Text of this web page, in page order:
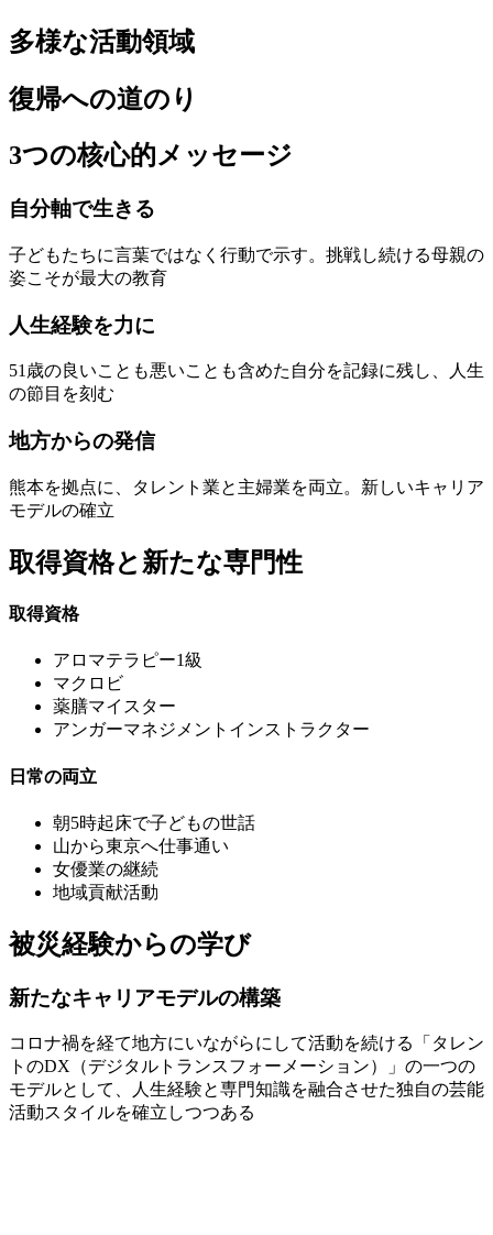
多様な活動領域
復帰への道のり
3つの核心的メッセージ
自分軸で生きる
子どもたちに言葉ではなく行動で示す。挑戦し続ける母親の
姿こそが最大の教育
人生経験を力に
51歳の良いことも悪いことも含めた自分を記録に残し、人生
の節目を刻む
地方からの発信
熊本を拠点に、タレント業と主婦業を両立。新しいキャリア
モデルの確立
取得資格と新たな専門性
取得資格
アロマテラピー1級
マクロビ
薬膳マイスター
アンガーマネジメントインストラクター
日常の両立
朝5時起床で子どもの世話
山から東京へ仕事通い
女優業の継続
地域貢献活動
被災経験からの学び
新たなキャリアモデルの構築
コロナ禍を経て地方にいながらにして活動を続ける「タレン
トのDX（デジタルトランスフォーメーション）」の一つの
モデルとして、人生経験と専門知識を融合させた独自の芸能
活動スタイルを確立しつつある